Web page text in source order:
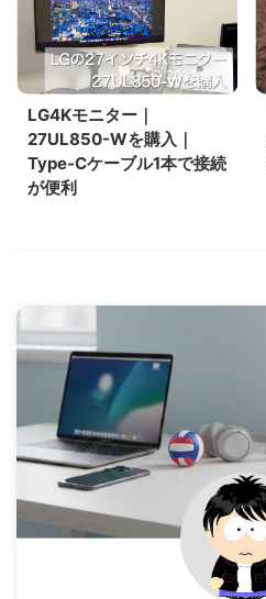
2022/6/21
LG4Kモニター｜
27UL850-Wを購入｜
Type-Cケーブル1本で接続
が便利